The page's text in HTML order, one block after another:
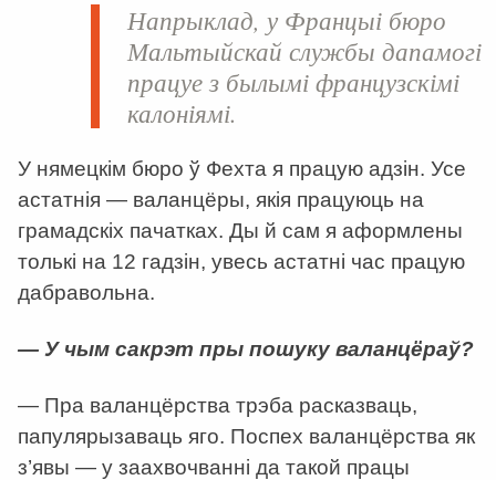
Напрыклад, у Францыі бюро
Мальтыйскай службы дапамогі
працуе з былымі французскімі
калоніямі.
У нямецкім бюро ў Фехта я працую адзін. Усе
астатнія — валанцёры, якія працуюць на
грамадскіх пачатках. Ды й сам я аформлены
толькі на 12 гадзін, увесь астатні час працую
дабравольна.
— У чым сакрэт пры пошуку валанцёраў?
— Пра валанцёрства трэба расказваць,
папулярызаваць яго. Поспех валанцёрства як
з’явы — у заахвочванні да такой працы